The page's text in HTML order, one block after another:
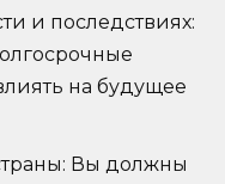
и последствиях:
на будущее
Вы должны